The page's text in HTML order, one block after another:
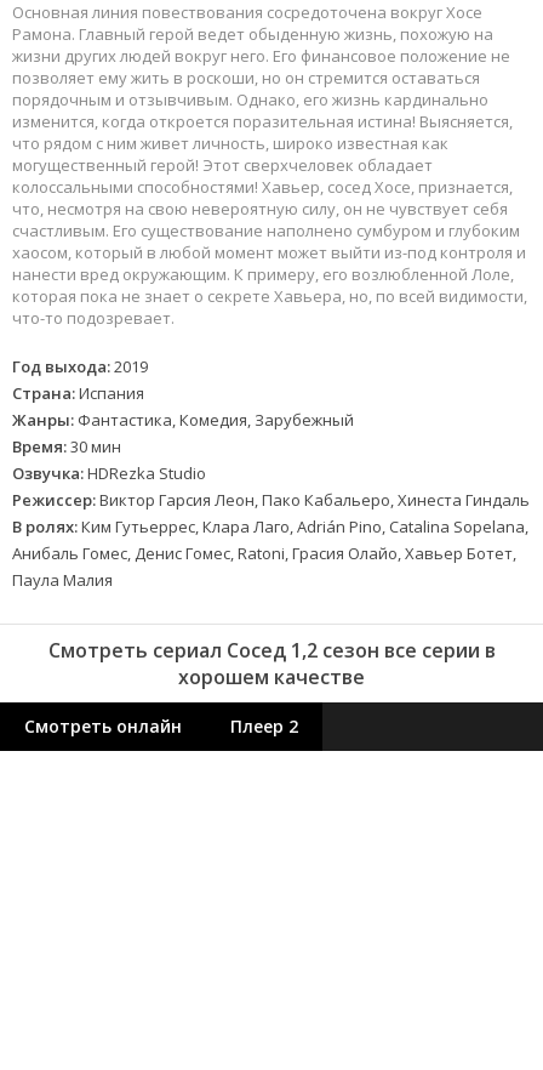
Основная линия повествования сосредоточена вокруг Хосе
Рамона. Главный герой ведет обыденную жизнь, похожую на
жизни других людей вокруг него. Его финансовое положение не
позволяет ему жить в роскоши, но он стремится оставаться
порядочным и отзывчивым. Однако, его жизнь кардинально
изменится, когда откроется поразительная истина! Выясняется,
что рядом с ним живет личность, широко известная как
могущественный герой! Этот сверхчеловек обладает
колоссальными способностями! Хавьер, сосед Хосе, признается,
что, несмотря на свою невероятную силу, он не чувствует себя
счастливым. Его существование наполнено сумбуром и глубоким
хаосом, который в любой момент может выйти из-под контроля и
нанести вред окружающим. К примеру, его возлюбленной Лоле,
которая пока не знает о секрете Хавьера, но, по всей видимости,
что-то подозревает.
Год выхода:2019
Страна:Испания
Жанры: Фантастика, Комедия, Зарубежный
Время:30 мин
Озвучка:HDRezka Studio
Режиссер:Виктор Гарсия Леон, Пако Кабальеро, Хинеста Гиндаль
В ролях:Ким Гутьеррес, Клара Лаго, Adrián Pino, Catalina Sopelana,
Анибаль Гомес, Денис Гомес, Ratoni, Грасия Олайо, Хавьер Ботет,
Паула Малия
Смотреть сериал Сосед 1,2 сезон все серии в
хорошем качестве
Смотреть онлайн Плеер 2